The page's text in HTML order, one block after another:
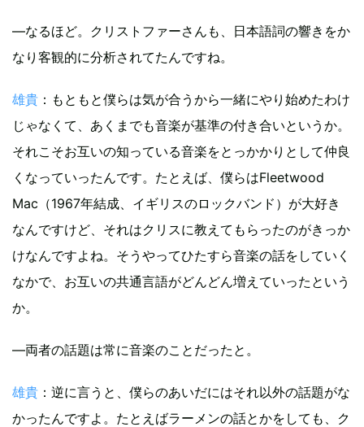
―なるほど。クリストファーさんも、日本語詞の響きをか
なり客観的に分析されてたんですね。
雄貴 ：もともと僕らは気が合うから一緒にやり始めたわけ
じゃなくて、あくまでも音楽が基準の付き合いというか。
それこそお互いの知っている音楽をとっかかりとして仲良
くなっていったんです。たとえば、僕らはFleetwood
Mac（1967年結成、イギリスのロックバンド）が大好き
なんですけど、それはクリスに教えてもらったのがきっか
けなんですよね。そうやってひたすら音楽の話をしていく
なかで、お互いの共通言語がどんどん増えていったという
か。
―両者の話題は常に音楽のことだったと。
雄貴 ：逆に言うと、僕らのあいだにはそれ以外の話題がな
かったんですよ。たとえばラーメンの話とかをしても、ク